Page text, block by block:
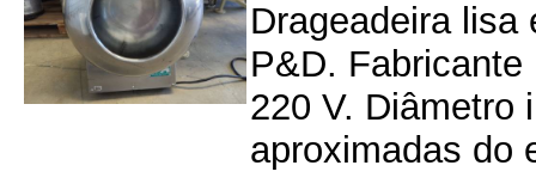
Drageadeira lisa
P&D.
220 V. Diâmetro
aproximadas do